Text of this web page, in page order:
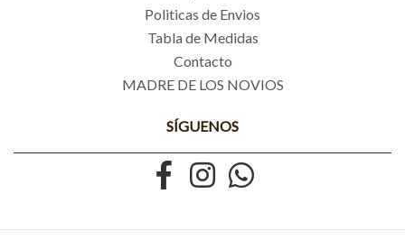
Politicas de Envios
Tabla de Medidas
Contacto
MADRE DE LOS NOVIOS
SÍGUENOS